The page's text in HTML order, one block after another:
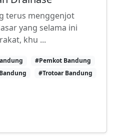
terus menggenjot
yang selama ini
khu ...
#Pemkot Bandung
#Trotoar Bandung